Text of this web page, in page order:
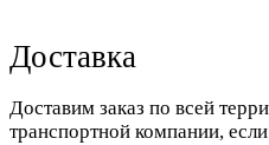
Доставка
Доставим заказ по всей
транспортной компании,